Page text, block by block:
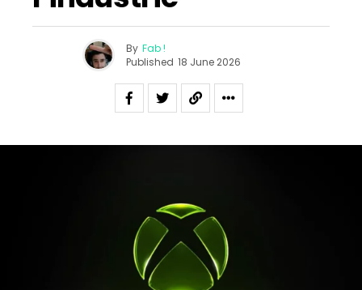
By Fab !
Published 18 June 2026